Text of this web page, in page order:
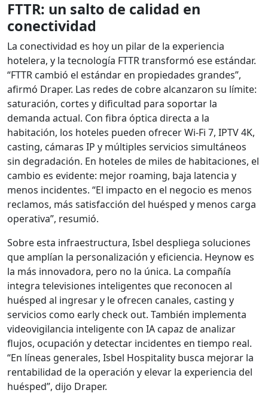
FTTR: un salto de calidad en
conectividad
La conectividad es hoy un pilar de la experiencia
hotelera, y la tecnología FTTR transformó ese estándar.
“FTTR cambió el estándar en propiedades grandes”,
afirmó Draper. Las redes de cobre alcanzaron su límite:
saturación, cortes y dificultad para soportar la
demanda actual. Con fibra óptica directa a la
habitación, los hoteles pueden ofrecer Wi-Fi 7, IPTV 4K,
casting, cámaras IP y múltiples servicios simultáneos
sin degradación. En hoteles de miles de habitaciones, el
cambio es evidente: mejor roaming, baja latencia y
menos incidentes. “El impacto en el negocio es menos
reclamos, más satisfacción del huésped y menos carga
operativa”, resumió.
Sobre esta infraestructura, Isbel despliega soluciones
que amplían la personalización y eficiencia. Heynow es
la más innovadora, pero no la única. La compañía
integra televisiones inteligentes que reconocen al
huésped al ingresar y le ofrecen canales, casting y
servicios como early check out. También implementa
videovigilancia inteligente con IA capaz de analizar
flujos, ocupación y detectar incidentes en tiempo real.
“En líneas generales, Isbel Hospitality busca mejorar la
rentabilidad de la operación y elevar la experiencia del
huésped”, dijo Draper.